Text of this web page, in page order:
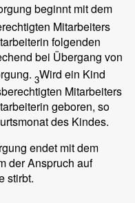
beginnt mit dem
Mitarbeiters
folgenden
bei Übergang von
3Wird ein Kind
Mitarbeiters
geboren, so
des Kindes.
endet mit dem
der Anspruch auf
stirbt.